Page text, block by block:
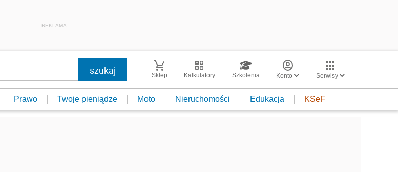
REKLAMA
Sklep Kalkulatory Szkolenia Konto Serwisy
Prawo Twoje pieniądze Moto Nieruchomości Edukacja KSeF